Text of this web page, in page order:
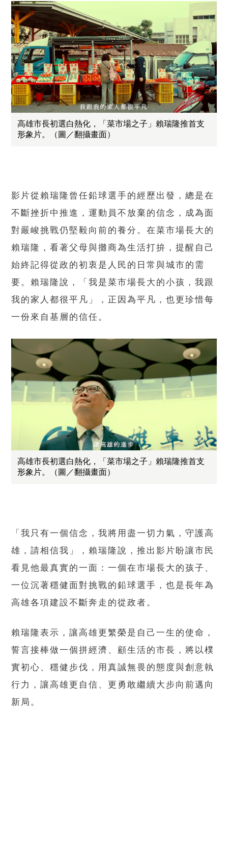
高雄市長初選白熱化，「菜市場之子」賴瑞隆推首支
形象片。（圖／翻攝畫面）
影片從賴瑞隆曾任鉛球選手的經歷出發，總是在
不斷挫折中推進，運動員不放棄的信念，成為面
對嚴峻挑戰仍堅毅向前的養分。在菜市場長大的
賴瑞隆，看著父母與攤商為生活打拚，提醒自己
始終記得從政的初衷是人民的日常與城市的需
要。賴瑞隆說，「我是菜市場長大的小孩，我跟
我的家人都很平凡」，正因為平凡，也更珍惜每
一份來自基層的信任。
高雄市長初選白熱化，「菜市場之子」賴瑞隆推首支
形象片。（圖／翻攝畫面）
「我只有一個信念，我將用盡一切力氣，守護高
雄，請相信我」，賴瑞隆說，推出影片盼讓市民
看見他最真實的一面：一個在市場長大的孩子、
一位沉著穩健面對挑戰的鉛球選手，也是長年為
高雄各項建設不斷奔走的從政者。
賴瑞隆表示，讓高雄更繁榮是自己一生的使命，
誓言接棒做一個拼經濟、顧生活的市長，將以樸
實初心、穩健步伐，用真誠無畏的態度與創意執
行力，讓高雄更自信、更勇敢繼續大步向前邁向
新局。